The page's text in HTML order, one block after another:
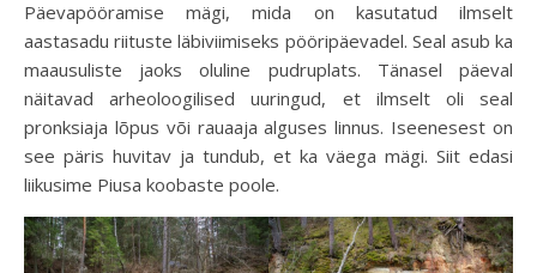
Päevapööramise mägi, mida on kasutatud ilmselt
aastasadu riituste läbiviimiseks pööripäevadel. Seal asub ka
maausuliste jaoks oluline pudruplats. Tänasel päeval
näitavad arheoloogilised uuringud, et ilmselt oli seal
pronksiaja lõpus või rauaaja alguses linnus. Iseenesest on
see päris huvitav ja tundub, et ka väega mägi. Siit edasi
liikusime Piusa koobaste poole.